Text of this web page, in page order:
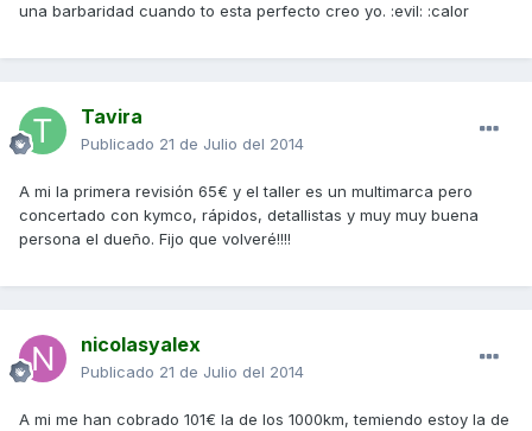
una barbaridad cuando to esta perfecto creo yo. :evil: :calor
Tavira
Publicado 21 de Julio del 2014
A mi la primera revisión 65€ y el taller es un multimarca pero
concertado con kymco, rápidos, detallistas y muy muy buena
persona el dueño. Fijo que volveré!!!!
nicolasyalex
Publicado 21 de Julio del 2014
A mi me han cobrado 101€ la de los 1000km, temiendo estoy la de